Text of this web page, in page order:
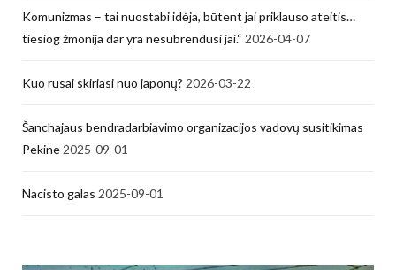
Komunizmas – tai nuostabi idėja, būtent jai priklauso ateitis…
tiesiog žmonija dar yra nesubrendusi jai.“ 2026-04-07
Kuo rusai skiriasi nuo japonų? 2026-03-22
Šanchajaus bendradarbiavimo organizacijos vadovų susitikimas
Pekine 2025-09-01
Nacisto galas 2025-09-01